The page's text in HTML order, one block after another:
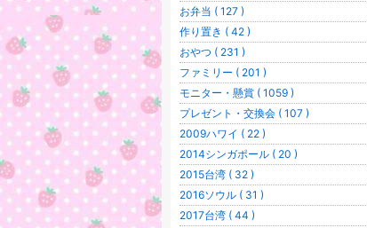
お弁当 ( 127 )
作り置き ( 42 )
おやつ ( 231 )
ファミリー ( 201 )
モニター・懸賞 ( 1059 )
プレゼント・交換会 ( 107 )
2009ハワイ ( 22 )
2014シンガポール ( 20 )
2015台湾 ( 32 )
2016ソウル ( 31 )
2017台湾 ( 44 )